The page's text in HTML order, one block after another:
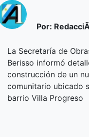
Por:
La Secretaría de
Berisso informó
construcción de un
comunitario ubicado
barrio Villa Progreso